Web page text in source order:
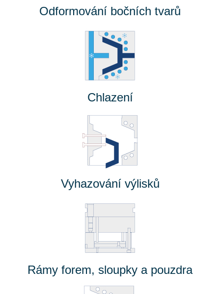
Odformování bočních tvarů
Chlazení
Vyhazování výlisků
Rámy forem, sloupky a pouzdra